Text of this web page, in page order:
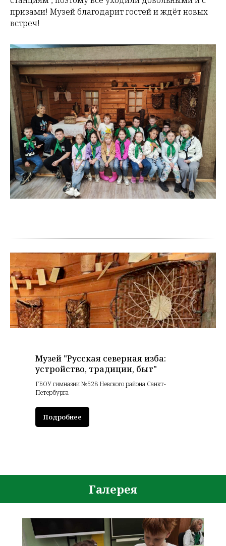
призами! Музей благодарит гостей и ждёт новых
встреч!
Музей "Русская северная изба:
устройство, традиции, быт"
ГБОУ гимназии №528 Невского района Санкт-
Петербурга
Подробнее
Галерея